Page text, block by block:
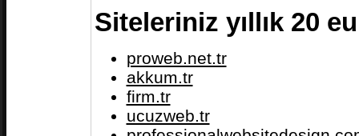
Siteleriniz yıllık 20
proweb.net.tr
akkum.tr
firm.tr
ucuzweb.tr